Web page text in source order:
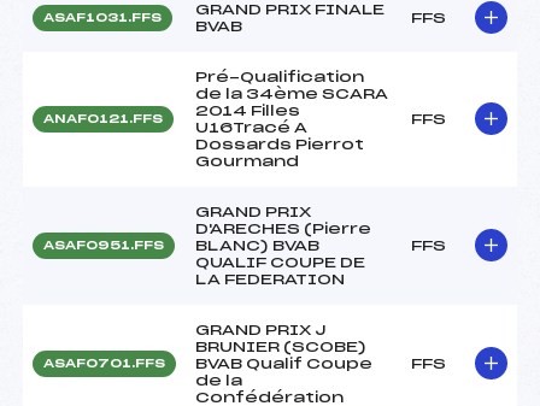
ASAF1031.FFS
GRAND PRIX FINALE
BVAB
FFS
ANAF0121.FFS
Pré-Qualification
de la 34ème SCARA
2014 Filles
U16Tracé A
Dossards Pierrot
Gourmand
FFS
ASAF0951.FFS
GRAND PRIX
D'ARECHES (Pierre
BLANC) BVAB
QUALIF COUPE DE
LA FEDERATION
FFS
ASAF0701.FFS
GRAND PRIX J
BRUNIER (SCOBE)
BVAB Qualif Coupe
de la
Confédération
FFS